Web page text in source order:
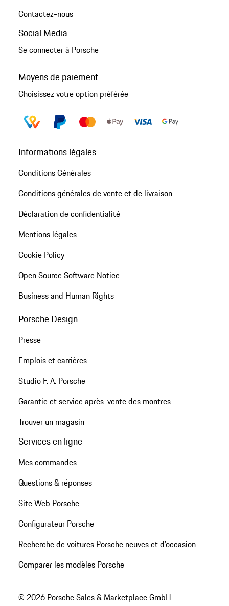
Contactez-nous
Social Media
Se connecter à Porsche
Moyens de paiement
Choisissez votre option préférée
Informations légales
Conditions Générales
Conditions générales de vente et de livraison
Déclaration de confidentialité
Mentions légales
Cookie Policy
Open Source Software Notice
Business and Human Rights
Porsche Design
Presse
Emplois et carrières
Studio F. A. Porsche
Garantie et service après-vente des montres
Trouver un magasin
Services en ligne
Mes commandes
Questions & réponses
Site Web Porsche
Configurateur Porsche
Recherche de voitures Porsche neuves et d'occasion
Comparer les modèles Porsche
© 2026 Porsche Sales & Marketplace GmbH